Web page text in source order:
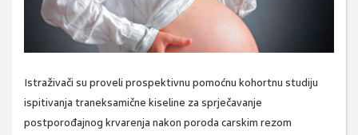
Istraživači su proveli prospektivnu pomoćnu kohortnu studiju
ispitivanja traneksamične kiseline za sprječavanje
postporođajnog krvarenja nakon poroda carskim rezom